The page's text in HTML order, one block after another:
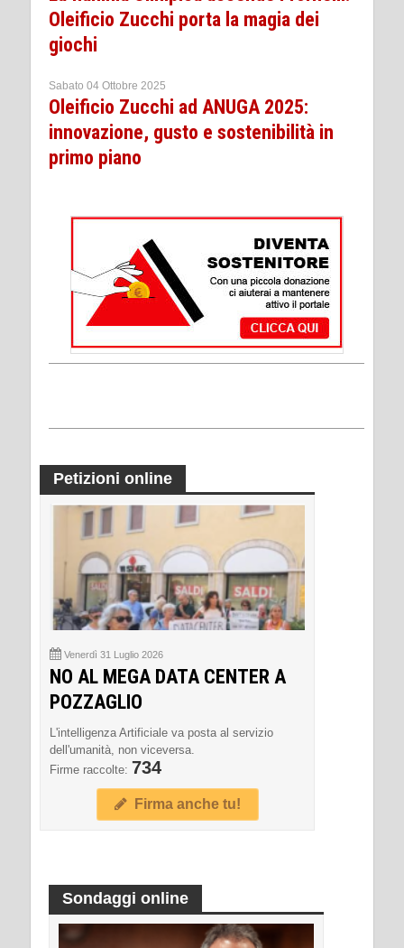
Oleificio Zucchi porta la magia dei
giochi
Sabato 04 Ottobre 2025
Oleificio Zucchi ad ANUGA 2025:
innovazione, gusto e sostenibilità in
primo piano
Petizioni online
Venerdì 31 Luglio 2026
NO AL MEGA DATA CENTER A
POZZAGLIO
L'intelligenza Artificiale va posta al servizio
dell'umanità, non viceversa.
Firme raccolte: 734
Firma anche tu!
Sondaggi online